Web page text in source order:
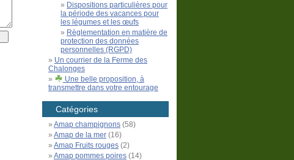
Dispositions particulières pour
la période des vacances pour
les légumes et les œufs
Règlementation en matière de
protection des données
personnelles (RGPD)
Un courrier de la Ferme des
Chalonges
Une belle proposition, à
transmettre dans votre entourage
Catégories
Amap champignons (58)
Amap de la mer (16)
Amap Fruits rouges (2)
Amap pommes poires (14)